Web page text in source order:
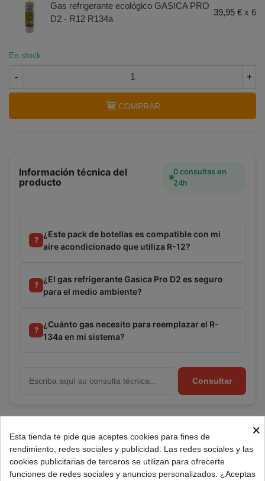
Gas refrigerante ecológico GASICA PRO
D2 - R12 R134a
39,95 € x 6
En stock
- +
COMPRAR
Información técnica del
producto
0 consultas en
24h
?
¿Este pack de botellas es compatible con mi
aire acondicionado que utiliza R-12?
?
¿El gas refrigerante Gasica Pro D2 es seguro
para el medio ambiente?
?
¿Cuánto gas necesito para reemplazar el R-
134a en mi sistema?
Consultar
Marca: GASICA
×
Esta tienda te pide que aceptes cookies para fines de
rendimiento, redes sociales y publicidad. Las redes sociales y las
cookies publicitarias de terceros se utilizan para ofrecerte
funciones de redes sociales y anuncios personalizados. ¿Aceptas